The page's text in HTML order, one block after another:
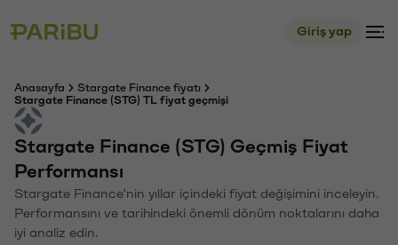
Giriş yap
Anasayfa
Stargate Finance fiyatı
Stargate Finance (STG) TL fiyat geçmişi
Stargate Finance (STG) Geçmiş Fiyat
Performansı
Stargate Finance'nin yıllar içindeki fiyat değişimini inceleyin.
Performansını ve tarihindeki önemli dönüm noktalarını daha
iyi analiz edin.